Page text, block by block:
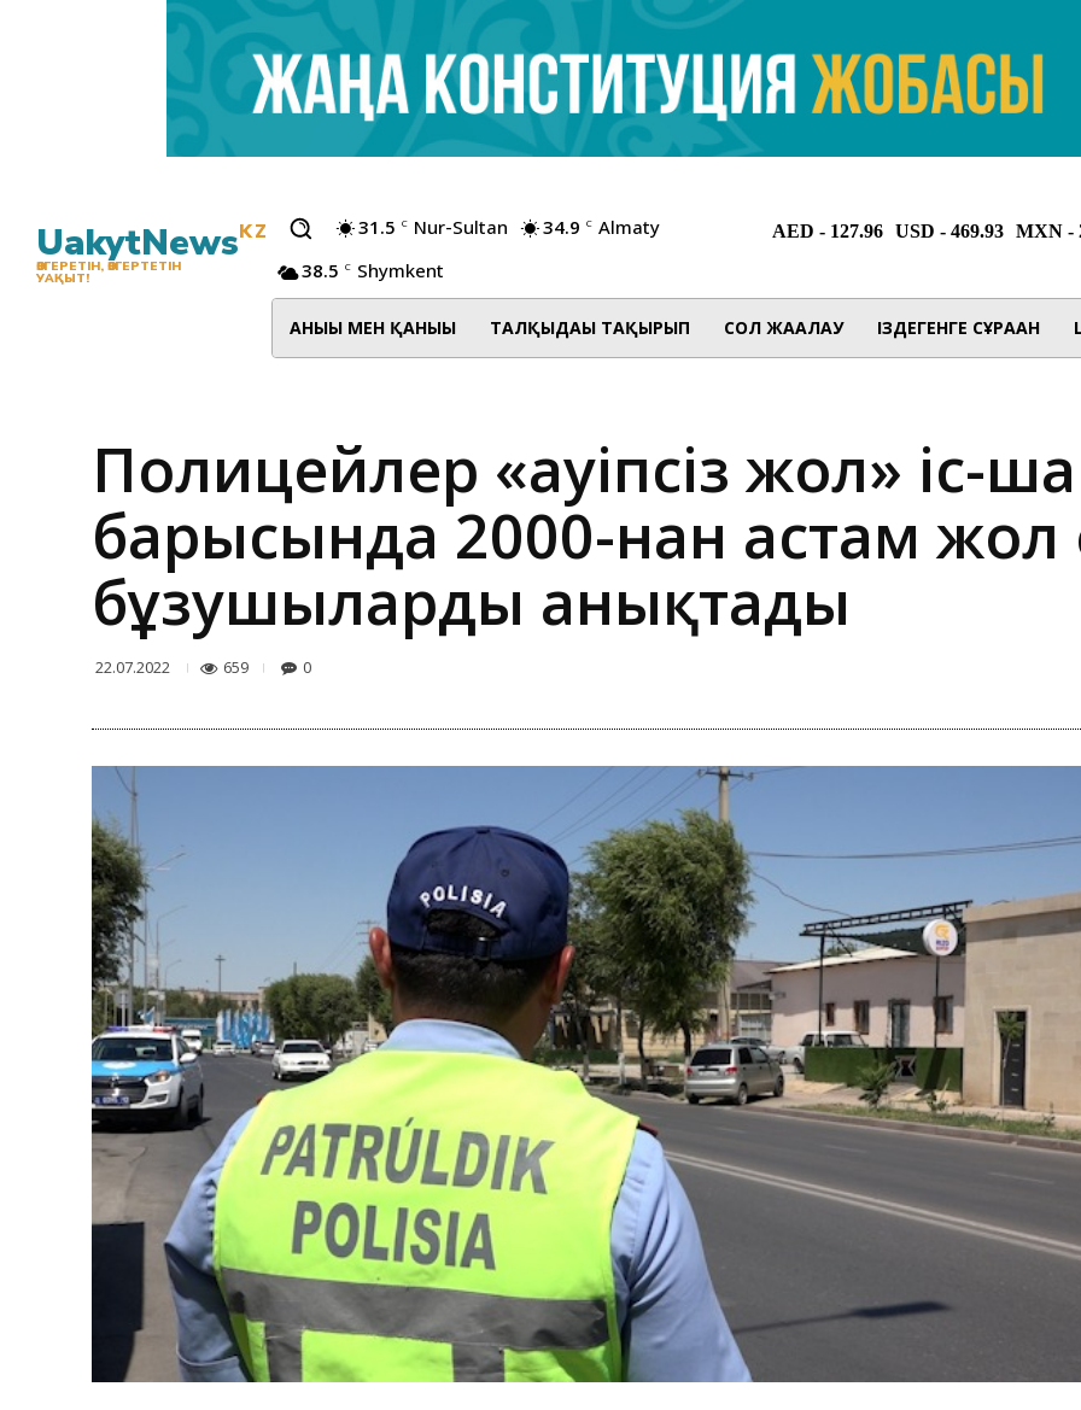
UakytNewsKZ
ӨЗГЕРЕТІН, ӨЗГЕРТЕТІН
УАҚЫТ!
31.5 C Nur-Sultan 34.9 C Almaty
38.5 C Shymkent
АНЫҒЫ МЕН ҚАНЫҒЫ ТАЛҚЫДАҒЫ ТАҚЫРЫП СОЛ ЖАҒАЛАУ ІЗДЕГЕНГЕ СҰРАҒАН
Полицейлер «Қауіпсіз жол» іс-
барысында 2000-нан астам жол
бұзушыларды анықтады
22.07.2022 659 0